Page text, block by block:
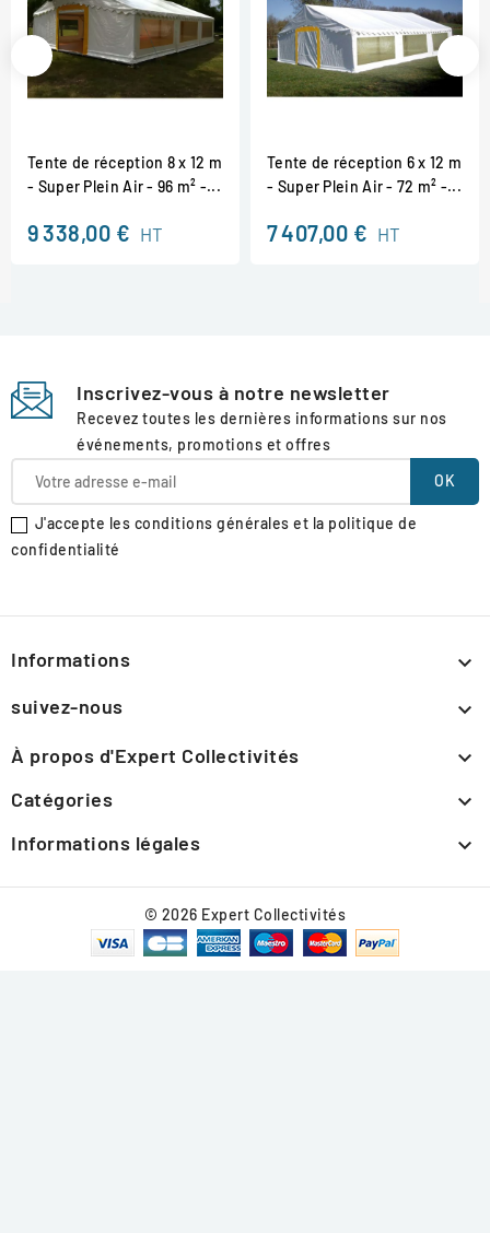
Tente de réception 8 x 12 m
- Super Plein Air - 96 m² -...
9 338,00 € HT
Tente de réception 6 x 12 m
- Super Plein Air - 72 m² -...
7 407,00 € HT
Inscrivez-vous à notre newsletter
Recevez toutes les dernières informations sur nos
événements, promotions et offres
J'accepte les conditions générales et la politique de
confidentialité
Informations 
suivez-nous 
À propos d'Expert Collectivités 
Catégories 
Informations légales 
© 2026 Expert Collectivités